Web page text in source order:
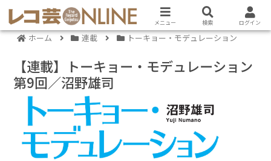
ホーム 連載 トーキョー・モデュレーション
【連載】トーキョー・モデュレーション
第9回／沼野雄司
メニュー 検索 ログイン